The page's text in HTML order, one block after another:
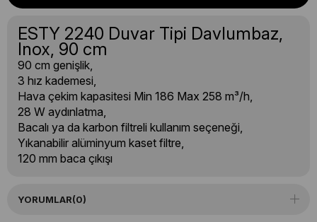
ESTY 2240 Duvar Tipi Davlumbaz,
Inox, 90 cm
90 cm genişlik,
3 hız kademesi,
Hava çekim kapasitesi Min 186 Max 258 m³/h,
28 W aydınlatma,
Bacalı ya da karbon filtreli kullanım seçeneği,
Yıkanabilir alüminyum kaset filtre,
120 mm baca çıkışı
YORUMLAR(0)